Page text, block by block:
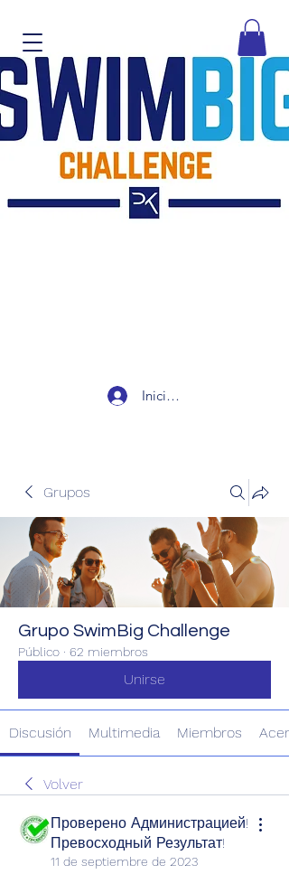
Iniciar sesión
Grupos
Grupo SwimBig Challenge
Público · 62 miembros
Unirse
Discusión Multimedia Miembros
Volver
Проверено Администрацией!
Превосходный Результат!
11 de septiembre de 2023